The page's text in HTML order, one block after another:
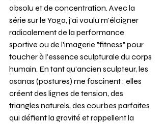
absolu et de concentration. Avec la
série sur le Yoga, j'ai voulu m'éloigner
radicalement de la performance
sportive ou de l'imagerie "fitness" pour
toucher à l'essence sculpturale du corps
humain. En tant qu'ancien sculpteur, les
asanas (postures) me fascinent : elles
créent des lignes de tension, des
triangles naturels, des courbes parfaites
qui défient la gravité et rappellent la